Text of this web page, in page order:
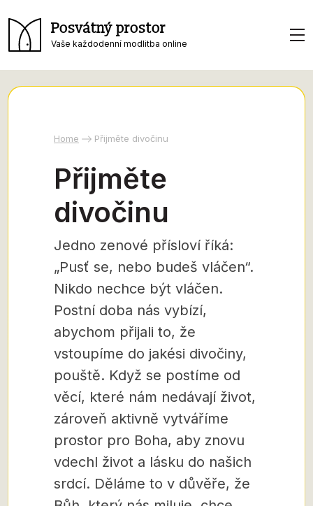
Posvátný prostor
Vaše každodenní modlitba online
Home Přijměte divočinu
Přijměte
divočinu
Jedno zenové přísloví říká:
„Pusť se, nebo budeš vláčen“.
Nikdo nechce být vláčen.
Postní doba nás vybízí,
abychom přijali to, že
vstoupíme do jakési divočiny,
pouště. Když se postíme od
věcí, které nám nedávají život,
zároveň aktivně vytváříme
prostor pro Boha, aby znovu
vdechl život a lásku do našich
srdcí. Děláme to v důvěře, že